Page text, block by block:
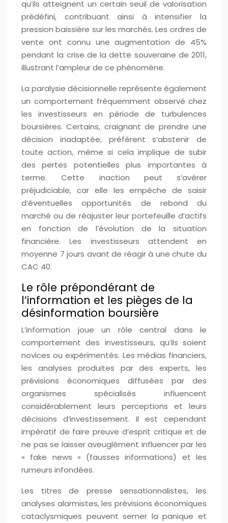
qu’ils atteignent un certain seuil de valorisation
prédéfini, contribuant ainsi à intensifier la
pression baissière sur les marchés. Les ordres de
vente ont connu une augmentation de 45%
pendant la crise de la dette souveraine de 2011,
illustrant l’ampleur de ce phénomène.
La paralysie décisionnelle représente également
un comportement fréquemment observé chez
les investisseurs en période de turbulences
boursières. Certains, craignant de prendre une
décision inadaptée, préfèrent s’abstenir de
toute action, même si cela implique de subir
des pertes potentielles plus importantes à
terme. Cette inaction peut s’avérer
préjudiciable, car elle les empêche de saisir
d’éventuelles opportunités de rebond du
marché ou de réajuster leur portefeuille d’actifs
en fonction de l’évolution de la situation
financière. Les investisseurs attendent en
moyenne 7 jours avant de réagir à une chute du
CAC 40.
Le rôle prépondérant de
l’information et les pièges de la
désinformation boursière
L’information joue un rôle central dans le
comportement des investisseurs, qu’ils soient
novices ou expérimentés. Les médias financiers,
les analyses produites par des experts, les
prévisions économiques diffusées par des
organismes spécialisés influencent
considérablement leurs perceptions et leurs
décisions d’investissement. Il est cependant
impératif de faire preuve d’esprit critique et de
ne pas se laisser aveuglément influencer par les
« fake news » (fausses informations) et les
rumeurs infondées.
Les titres de presse sensationnalistes, les
analyses alarmistes, les prévisions économiques
cataclysmiques peuvent semer la panique et